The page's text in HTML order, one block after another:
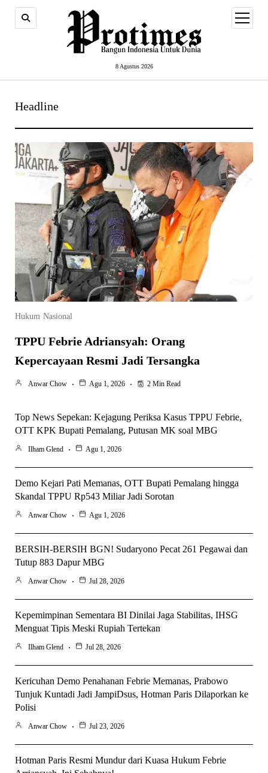
8 Agustus 2026
open
menu
Headline
Hukum Nasional
TPPU Febrie Adriansyah: Orang
Kepercayaan Resmi Jadi Tersangka
Anwar Chow Agu 1, 2026 2 Min Read
Top News Sepekan: Kejagung Periksa Kasus TPPU Febrie,
OTT KPK Bupati Pemalang, Putusan MK soal MBG
Ilham Glend Agu 1, 2026
Demo Kejari Pati Memanas, OTT Bupati Pemalang hingga
Skandal TPPU Rp543 Miliar Jadi Sorotan
Anwar Chow Agu 1, 2026
BERSIH-BERSIH BGN! Sudaryono Pecat 261 Pegawai dan
Tutup 883 Dapur MBG
Anwar Chow Jul 28, 2026
Kepemimpinan Sementara BI Dinilai Jaga Stabilitas, IHSG
Menguat Tipis Meski Rupiah Tertekan
Ilham Glend Jul 28, 2026
Kericuhan Demo Penahanan Febrie Memanas, Prabowo
Tunjuk Kuntadi Jadi JampiDsus, Hotman Paris Dilaporkan ke
Polisi
Anwar Chow Jul 23, 2026
Hotman Paris Resmi Mundur dari Kuasa Hukum Febrie